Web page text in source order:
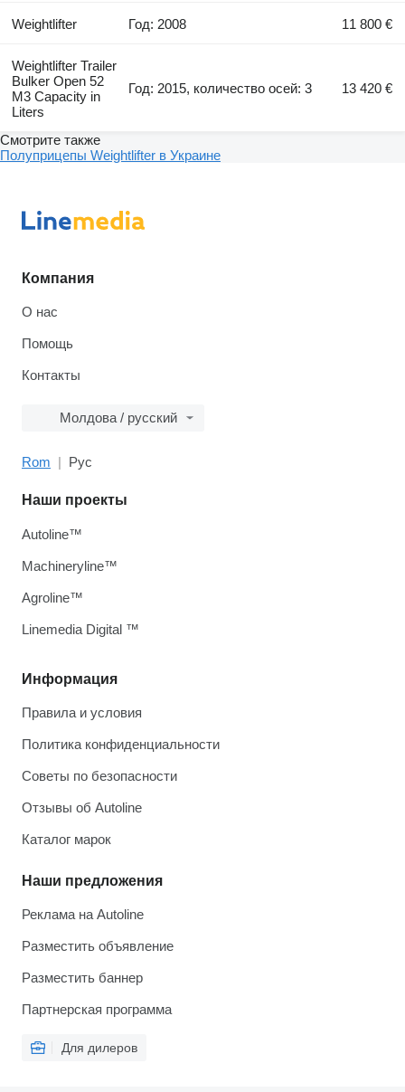
Weightlifter Год: 2008 11 800 €
Weightlifter Trailer
Bulker Open 52
M3 Capacity in
Liters
Год: 2015, количество осей: 3 13 420 €
Смотрите также
Полуприцепы Weightlifter в Украине
Компания
О нас
Помощь
Контакты
Молдова / русский
Rom Рус
Информация
Правила и условия
Политика конфиденциальности
Советы по безопасности
Отзывы об Autoline
Каталог марок
Наши предложения
Реклама на Autoline
Разместить объявление
Разместить баннер
Партнерская программа
Для дилеров
Наши проекты
Autoline™
Machineryline™
Agroline™
Linemedia Digital ™